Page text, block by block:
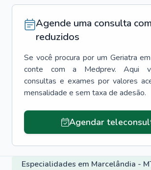
Agende uma consulta
reduzidos
Se você procura por um Geriatra em
conte com a Medprev. Aqui
consultas e exames por valores
mensalidade e sem taxa de adesão.
Agendar
Especialidades em Marcelândia -